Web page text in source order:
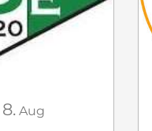
8. Aug